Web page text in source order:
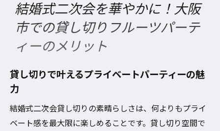
結婚式二次会を華やかに！大阪
市での貸し切りフルーツパーテ
ィーのメリット
貸し切りで叶えるプライベートパーティーの魅
力
結婚式二次会貸し切りの素晴らしさは、何よりもプライ
ベート感を最大限に楽しめることです。貸し切り空間で